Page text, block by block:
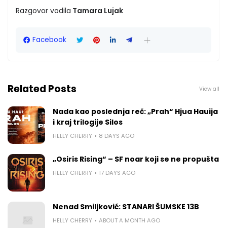
Razgovor vodila Tamara Lujak
Facebook
Related Posts View all
Nada kao poslednja reč: „Prah“ Hjua Hauija
i kraj trilogije Silos
HELLY CHERRY 8 DAYS AGO
„Osiris Rising“ – SF noar koji se ne propušta
HELLY CHERRY 17 DAYS AGO
Nenad Smiljković: STANARI ŠUMSKE 13B
HELLY CHERRY ABOUT A MONTH AGO